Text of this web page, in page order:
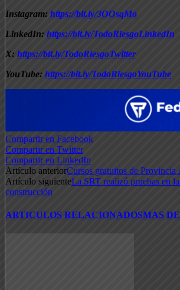
Instagram: https://bit.ly/3OOsqMo
LinkedIn: https://bit.ly/TodoRiesgoLinkedIn
X: https://bit.ly/TodoRiesgoTwitter
YouTube: https://bit.ly/TodoRiesgoYouTube
Compartir en Facebook
Compartir en Twitter
Compartir en LinkedIn
Artículo anteriorCursos gratuitos de Provincia
Artículo siguienteLa SRT realizó pruebas en
construcción
ARTICULOS RELACIONADOSMAS